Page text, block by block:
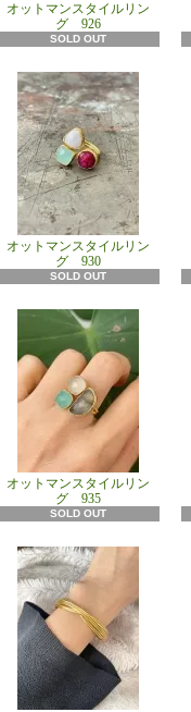
オットマンスタイルリン
グ 926
SOLD OUT
オットマンスタイルリン
グ 930
SOLD OUT
オットマンスタイルリン
グ 935
SOLD OUT